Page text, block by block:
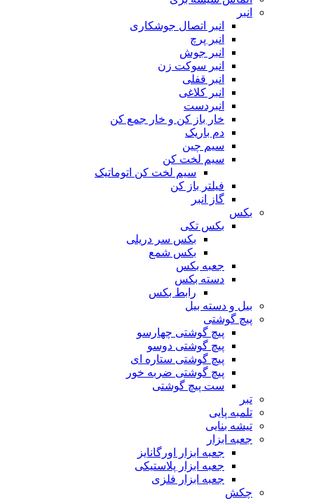
انبر
انبر اتصال جوشکاری
انبر پرچ
انبر جوش
انبر سوکت زن
انبر قفلی
انبر کلاغی
انبردست
خار باز کن و خار جمع کن
دم باریک
سیم چین
سیم لخت کن
سیم لخت کن اتوماتیک
فیلتر باز کن
گاز انبر
بکس
بکس تکی
بکس سر دریلی
بکس شمع
جعبه بکس
دسته بکس
رابط بکس
بیل و دسته بیل
پیچ گوشتی
پیچ گوشتی چهارسو
پیچ گوشتی دوسو
پیچ گوشتی ستاره‌ ای
پیچ گوشتی ضربه خور
ست پیچ گوشتی
تبر
تلمبه پایی
تیشه بنایی
جعبه ابزار
جعبه ابزار اورگانایز
جعبه ابزار پلاستیکی
جعبه ابزار فلزی
چکش